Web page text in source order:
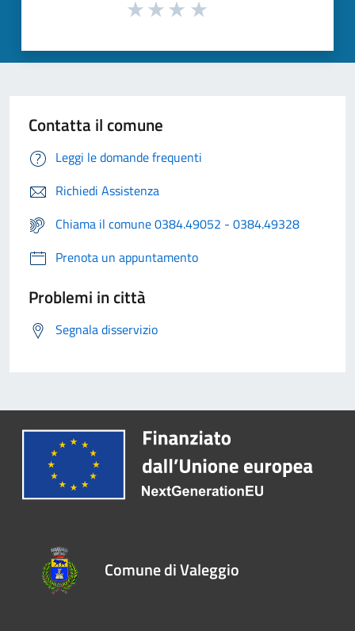
Contatta il comune
Leggi le domande frequenti
Richiedi Assistenza
Chiama il comune 0384.49052 - 0384.49328
Prenota un appuntamento
Problemi in città
Segnala disservizio
Comune di Valeggio